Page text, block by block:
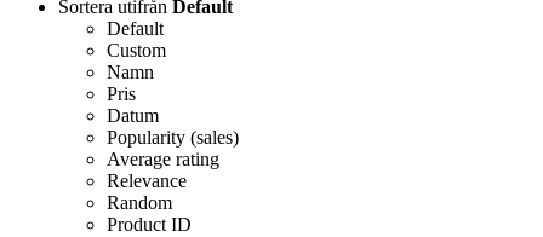
Sortera utifrån Default
Default
Custom
Namn
Pris
Datum
Popularity (sales)
Average rating
Relevance
Random
Product ID